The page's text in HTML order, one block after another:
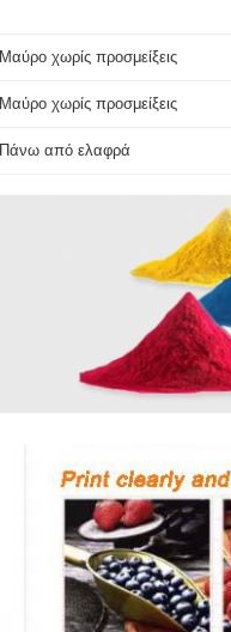
Μαύρο χωρίς προσμείξεις
Μαύρο χωρίς προσμείξεις
Πάνω από ελαφρά